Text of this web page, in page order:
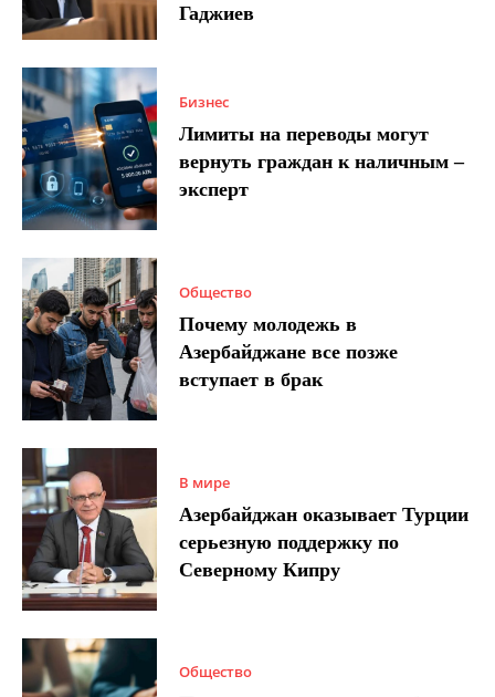
Гаджиев
Бизнес
Лимиты на переводы могут
вернуть граждан к наличным –
эксперт
Общество
Почему молодежь в
Азербайджане все позже
вступает в брак
В мире
Азербайджан оказывает Турции
серьезную поддержку по
Северному Кипру
Общество